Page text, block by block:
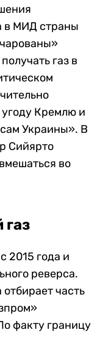
в МИД страны
газ в
Кремлю и
Украины». В
Сийярто
во
газ
2015 года и
реверса.
часть
факту границу